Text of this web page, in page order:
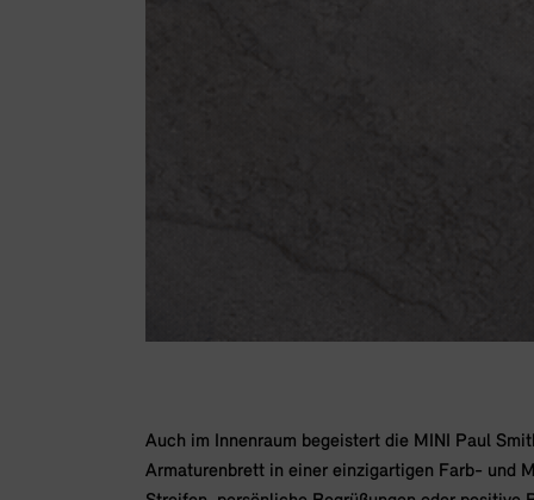
Auch im Innenraum begeistert die MINI Paul
Armaturenbrett in einer einzigartigen Farb- und